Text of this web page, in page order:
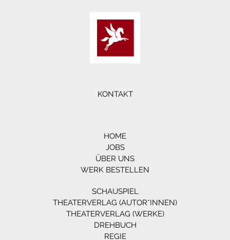
KONTAKT
HOME
JOBS
ÜBER UNS
WERK BESTELLEN
SCHAUSPIEL
THEATERVERLAG (AUTOR*INNEN)
THEATERVERLAG (WERKE)
DREHBUCH
REGIE